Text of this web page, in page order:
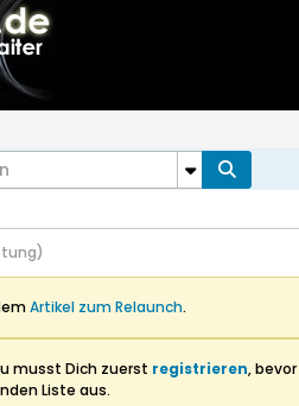
Artikel zum Relaunch.
musst Dich zuerst registrieren,
Liste aus.